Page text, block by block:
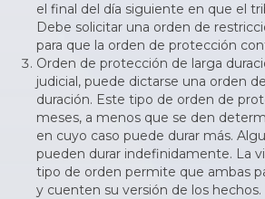
el final del día siguiente en que el
Debe solicitar una orden de
para que la orden de protección
Orden de protección de larga
judicial, puede dictarse una orden
duración. Este tipo de orden de
meses, a menos que se den
en cuyo caso puede durar más.
pueden durar indefinidamente. La
tipo de orden permite que ambas
y cuenten su versión de los